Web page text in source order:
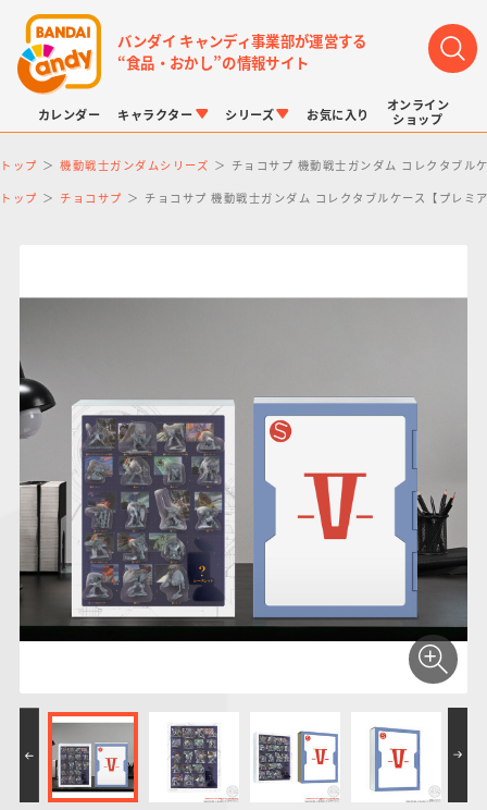
バンダイ キャンディ事業部が運営する
“食品・おかし”の情報サイト
カレンダー キャラクター
LINK TRAVELERS
仮面ライダーシリー
ズ
PROJECT R.E.D.・
スーパー戦隊シリー
ズ
プリキュアシリーズ
ガンダムシリーズ
ドラゴンボール
アンパンマン
ーズ
たまご
シリーズ
チョコボックス
キャラパキ
つりグミ
チョコサプ
にふぉるめーしょん
＆スクエアシール
ポケモンキッズ
ポケモンスケールワ
ールド
お気に入り
オンライン
ショップ
トップ 機動戦士ガンダムシリーズ チョコサプ 機動戦士ガンダム コレクタブル
トップ チョコサプ チョコサプ 機動戦士ガンダム コレクタブルケース【プレミ